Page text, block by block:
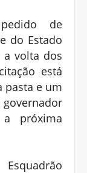
de
do Estado
a volta dos
está
pasta e um
próxima